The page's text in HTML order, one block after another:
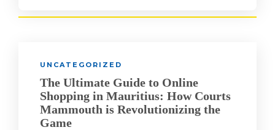
UNCATEGORIZED
The Ultimate Guide to Online
Shopping in Mauritius: How Courts
Mammouth is Revolutionizing the
Game